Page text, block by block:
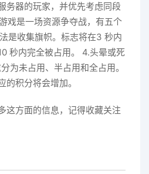
务器的玩家，并优先考虑同段
戏是一场资源争夺战，有五个
是收集旗帜。标志将在3 秒内
秒内完全被占用。 4.头晕或死
为未占用、半占用和全占用。
积分将会增加。
这方面的信息，记得收藏关注